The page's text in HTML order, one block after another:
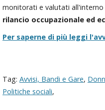
monitorati e valutati
rilancio occupazionale ed
Per saperne di più leggi
Tag: Avvisi, Bandi e Gare,
Politiche sociali,